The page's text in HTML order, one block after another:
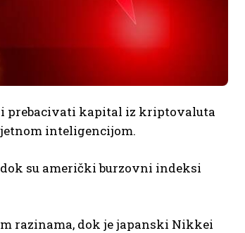
prebacivati kapital iz kriptovaluta
inteligencijom.
su američki burzovni indeksi
razinama, dok je japanski Nikkei